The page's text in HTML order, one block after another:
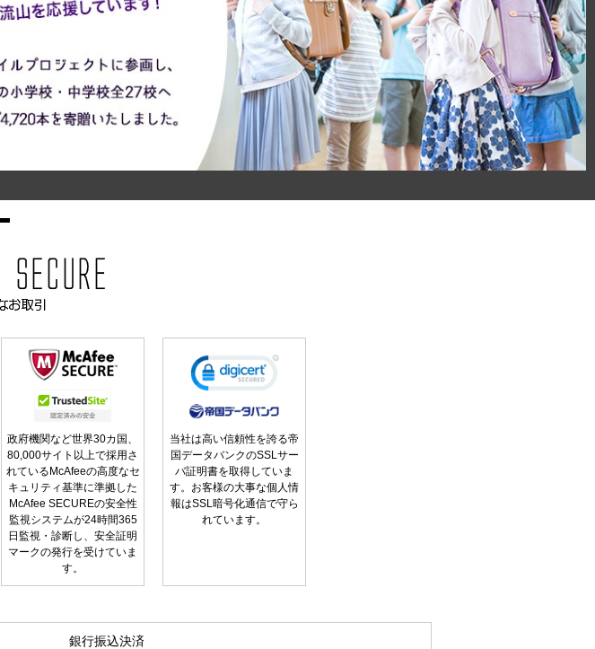
政府機関など世界30カ国、
80,000サイト以上で採用さ
れているMcAfeeの高度なセ
キュリティ基準に準拠した
McAfee SECUREの安全性
監視システムが24時間365
日監視・診断し、安全証明
マークの発行を受けていま
す。
当社は高い信頼性を誇る帝
国データバンクのSSLサー
バ証明書を取得していま
す。お客様の大事な個人情
報はSSL暗号化通信で守ら
れています。
銀行振込決済